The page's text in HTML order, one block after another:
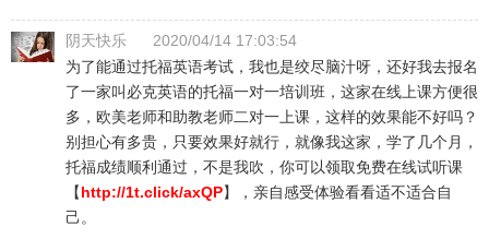
阴天快乐
2020/04/14 17:03:54
为了能通过托福英语考试，我也是绞尽脑汁呀，还好我去报名
了一家叫必克英语的托福一对一培训班，这家在线上课方便很
多，欧美老师和助教老师二对一上课，这样的效果能不好吗？
别担心有多贵，只要效果好就行，就像我这家，学了几个月，
托福成绩顺利通过，不是我吹，你可以领取免费在线试听课
【http://1t.click/axQP】，亲自感受体验看看适不适合自
己。